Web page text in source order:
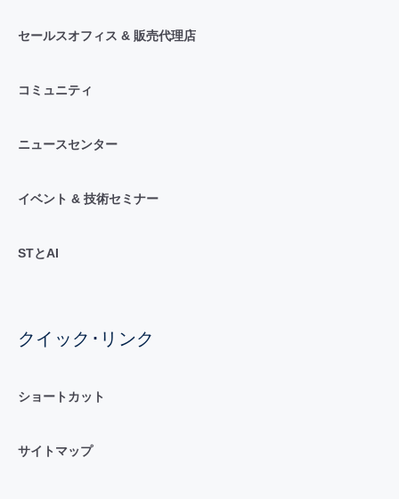
セールスオフィス & 販売代理店
コミュニティ
ニュースセンター
イベント & 技術セミナー
STとAI
クイック･リンク
ショートカット
サイトマップ